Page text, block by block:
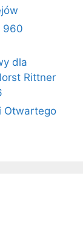
960
dla
Rittner
Otwartego